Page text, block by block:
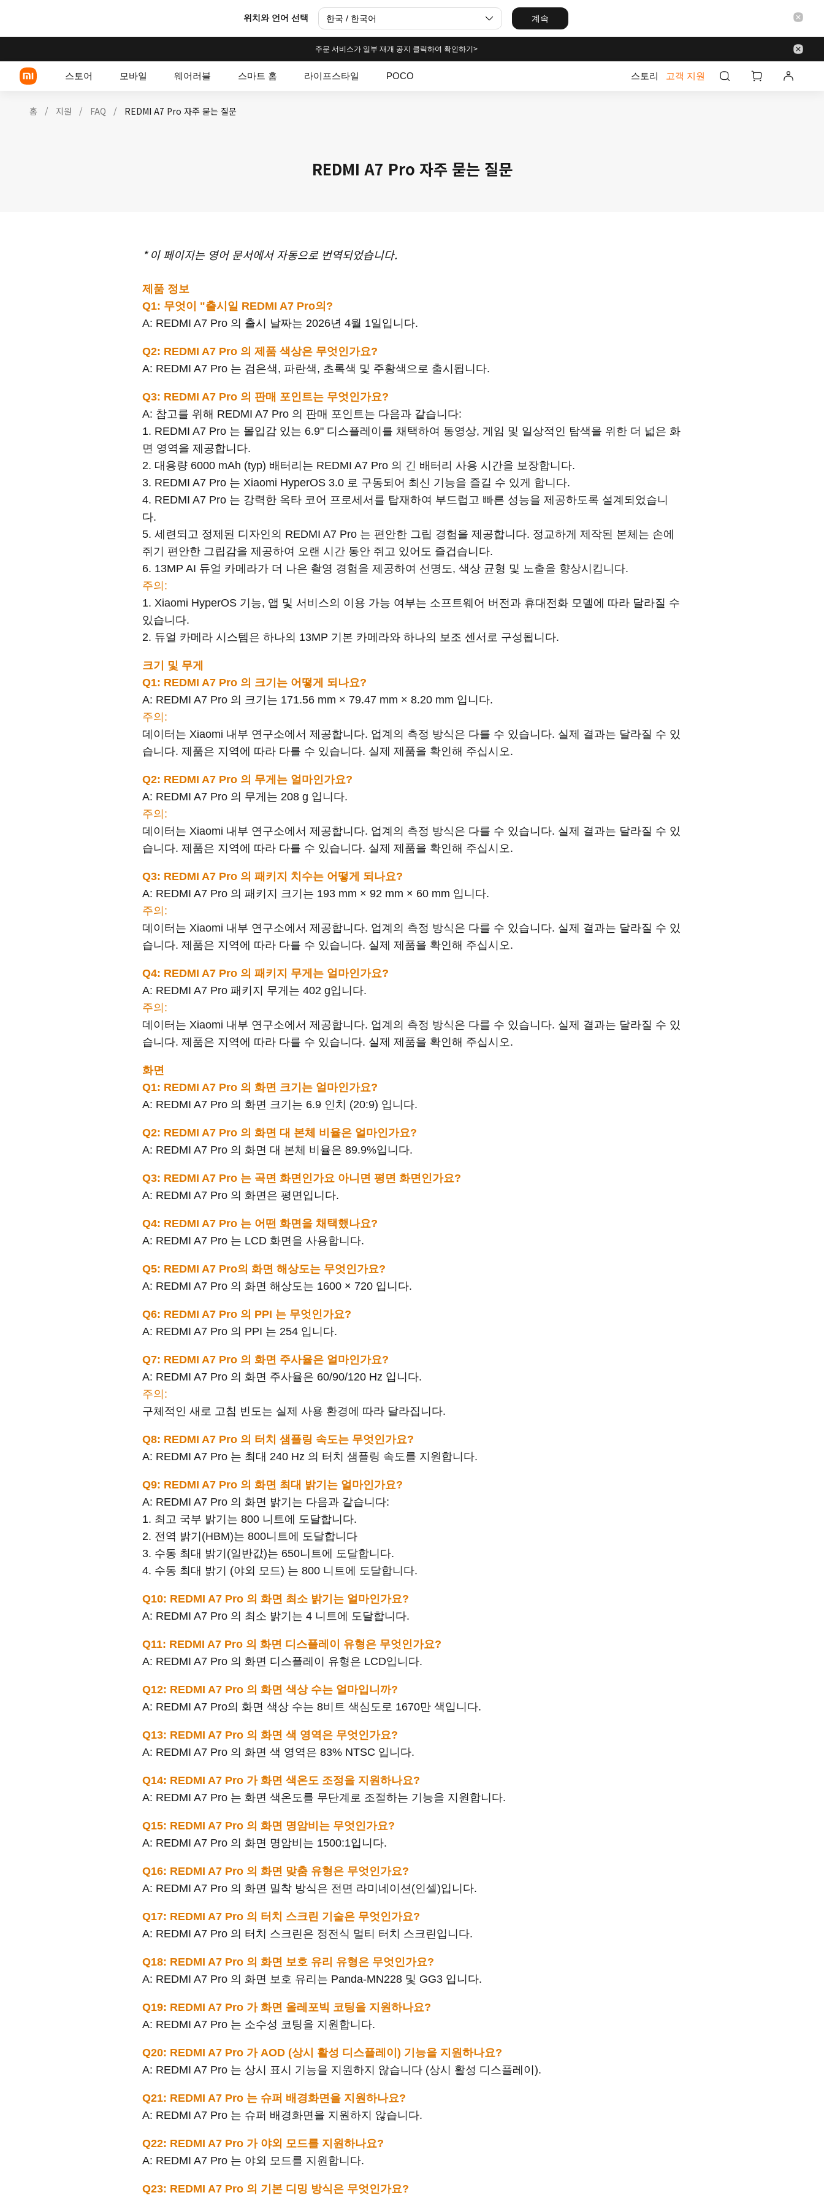
위치와 언어 선택 한국 / 한국어 계속
주문 서비스가 일부 재개 공지 클릭하여 확인하기>
스토어 모바일 웨어러블 스마트 홈 라이프스타일 POCO 스토리 고객 지원
홈 / 지원 / FAQ / REDMI A7 Pro 자주 묻는 질문
REDMI A7 Pro 자주 묻는 질문
* 이 페이지는 영어 문서에서 자동으로 번역되었습니다.
제품 정보
Q1: 무엇이 "출시일 REDMI A7 Pro의?
A: REDMI A7 Pro 의 출시 날짜는 2026년 4월 1일입니다.
Q2: REDMI A7 Pro 의 제품 색상은 무엇인가요?
A: REDMI A7 Pro 는 검은색, 파란색, 초록색 및 주황색으로 출시됩니다.
Q3: REDMI A7 Pro 의 판매 포인트는 무엇인가요?
A: 참고를 위해 REDMI A7 Pro 의 판매 포인트는 다음과 같습니다:
1. REDMI A7 Pro 는 몰입감 있는 6.9" 디스플레이를 채택하여 동영상, 게임 및 일상적인 탐색을 위한 더 넓은 화
면 영역을 제공합니다.
2. 대용량 6000 mAh (typ) 배터리는 REDMI A7 Pro 의 긴 배터리 사용 시간을 보장합니다.
3. REDMI A7 Pro 는 Xiaomi HyperOS 3.0 로 구동되어 최신 기능을 즐길 수 있게 합니다.
4. REDMI A7 Pro 는 강력한 옥타 코어 프로세서를 탑재하여 부드럽고 빠른 성능을 제공하도록 설계되었습니
다.
5. 세련되고 정제된 디자인의 REDMI A7 Pro 는 편안한 그립 경험을 제공합니다. 정교하게 제작된 본체는 손에
쥐기 편안한 그립감을 제공하여 오랜 시간 동안 쥐고 있어도 즐겁습니다.
6. 13MP AI 듀얼 카메라가 더 나은 촬영 경험을 제공하여 선명도, 색상 균형 및 노출을 향상시킵니다.
주의:
1. Xiaomi HyperOS 기능, 앱 및 서비스의 이용 가능 여부는 소프트웨어 버전과 휴대전화 모델에 따라 달라질 수
있습니다.
2. 듀얼 카메라 시스템은 하나의 13MP 기본 카메라와 하나의 보조 센서로 구성됩니다.
크기 및 무게
Q1: REDMI A7 Pro 의 크기는 어떻게 되나요?
A: REDMI A7 Pro 의 크기는 171.56 mm × 79.47 mm × 8.20 mm 입니다.
주의:
데이터는 Xiaomi 내부 연구소에서 제공합니다. 업계의 측정 방식은 다를 수 있습니다. 실제 결과는 달라질 수 있
습니다. 제품은 지역에 따라 다를 수 있습니다. 실제 제품을 확인해 주십시오.
Q2: REDMI A7 Pro 의 무게는 얼마인가요?
A: REDMI A7 Pro 의 무게는 208 g 입니다.
주의:
데이터는 Xiaomi 내부 연구소에서 제공합니다. 업계의 측정 방식은 다를 수 있습니다. 실제 결과는 달라질 수 있
습니다. 제품은 지역에 따라 다를 수 있습니다. 실제 제품을 확인해 주십시오.
Q3: REDMI A7 Pro 의 패키지 치수는 어떻게 되나요?
A: REDMI A7 Pro 의 패키지 크기는 193 mm × 92 mm × 60 mm 입니다.
주의:
데이터는 Xiaomi 내부 연구소에서 제공합니다. 업계의 측정 방식은 다를 수 있습니다. 실제 결과는 달라질 수 있
습니다. 제품은 지역에 따라 다를 수 있습니다. 실제 제품을 확인해 주십시오.
Q4: REDMI A7 Pro 의 패키지 무게는 얼마인가요?
A: REDMI A7 Pro 패키지 무게는 402 g입니다.
주의:
데이터는 Xiaomi 내부 연구소에서 제공합니다. 업계의 측정 방식은 다를 수 있습니다. 실제 결과는 달라질 수 있
습니다. 제품은 지역에 따라 다를 수 있습니다. 실제 제품을 확인해 주십시오.
화면
Q1: REDMI A7 Pro 의 화면 크기는 얼마인가요?
A: REDMI A7 Pro 의 화면 크기는 6.9 인치 (20:9) 입니다.
Q2: REDMI A7 Pro 의 화면 대 본체 비율은 얼마인가요?
A: REDMI A7 Pro 의 화면 대 본체 비율은 89.9%입니다.
Q3: REDMI A7 Pro 는 곡면 화면인가요 아니면 평면 화면인가요?
A: REDMI A7 Pro 의 화면은 평면입니다.
Q4: REDMI A7 Pro 는 어떤 화면을 채택했나요?
A: REDMI A7 Pro 는 LCD 화면을 사용합니다.
Q5: REDMI A7 Pro의 화면 해상도는 무엇인가요?
A: REDMI A7 Pro 의 화면 해상도는 1600 × 720 입니다.
Q6: REDMI A7 Pro 의 PPI 는 무엇인가요?
A: REDMI A7 Pro 의 PPI 는 254 입니다.
Q7: REDMI A7 Pro 의 화면 주사율은 얼마인가요?
A: REDMI A7 Pro 의 화면 주사율은 60/90/120 Hz 입니다.
주의:
구체적인 새로 고침 빈도는 실제 사용 환경에 따라 달라집니다.
Q8: REDMI A7 Pro 의 터치 샘플링 속도는 무엇인가요?
A: REDMI A7 Pro 는 최대 240 Hz 의 터치 샘플링 속도를 지원합니다.
Q9: REDMI A7 Pro 의 화면 최대 밝기는 얼마인가요?
A: REDMI A7 Pro 의 화면 밝기는 다음과 같습니다:
1. 최고 국부 밝기는 800 니트에 도달합니다.
2. 전역 밝기(HBM)는 800니트에 도달합니다
3. 수동 최대 밝기(일반값)는 650니트에 도달합니다.
4. 수동 최대 밝기 (야외 모드) 는 800 니트에 도달합니다.
Q10: REDMI A7 Pro 의 화면 최소 밝기는 얼마인가요?
A: REDMI A7 Pro 의 최소 밝기는 4 니트에 도달합니다.
Q11: REDMI A7 Pro 의 화면 디스플레이 유형은 무엇인가요?
A: REDMI A7 Pro 의 화면 디스플레이 유형은 LCD입니다.
Q12: REDMI A7 Pro 의 화면 색상 수는 얼마입니까?
A: REDMI A7 Pro의 화면 색상 수는 8비트 색심도로 1670만 색입니다.
Q13: REDMI A7 Pro 의 화면 색 영역은 무엇인가요?
A: REDMI A7 Pro 의 화면 색 영역은 83% NTSC 입니다.
Q14: REDMI A7 Pro 가 화면 색온도 조정을 지원하나요?
A: REDMI A7 Pro 는 화면 색온도를 무단계로 조절하는 기능을 지원합니다.
Q15: REDMI A7 Pro 의 화면 명암비는 무엇인가요?
A: REDMI A7 Pro 의 화면 명암비는 1500:1입니다.
Q16: REDMI A7 Pro 의 화면 맞춤 유형은 무엇인가요?
A: REDMI A7 Pro 의 화면 밀착 방식은 전면 라미네이션(인셀)입니다.
Q17: REDMI A7 Pro 의 터치 스크린 기술은 무엇인가요?
A: REDMI A7 Pro 의 터치 스크린은 정전식 멀티 터치 스크린입니다.
Q18: REDMI A7 Pro 의 화면 보호 유리 유형은 무엇인가요?
A: REDMI A7 Pro 의 화면 보호 유리는 Panda-MN228 및 GG3 입니다.
Q19: REDMI A7 Pro 가 화면 올레포빅 코팅을 지원하나요?
A: REDMI A7 Pro 는 소수성 코팅을 지원합니다.
Q20: REDMI A7 Pro 가 AOD (상시 활성 디스플레이) 기능을 지원하나요?
A: REDMI A7 Pro 는 상시 표시 기능을 지원하지 않습니다 (상시 활성 디스플레이).
Q21: REDMI A7 Pro 는 슈퍼 배경화면을 지원하나요?
A: REDMI A7 Pro 는 슈퍼 배경화면을 지원하지 않습니다.
Q22: REDMI A7 Pro 가 야외 모드를 지원하나요?
A: REDMI A7 Pro 는 야외 모드를 지원합니다.
Q23: REDMI A7 Pro 의 기본 디밍 방식은 무엇인가요?